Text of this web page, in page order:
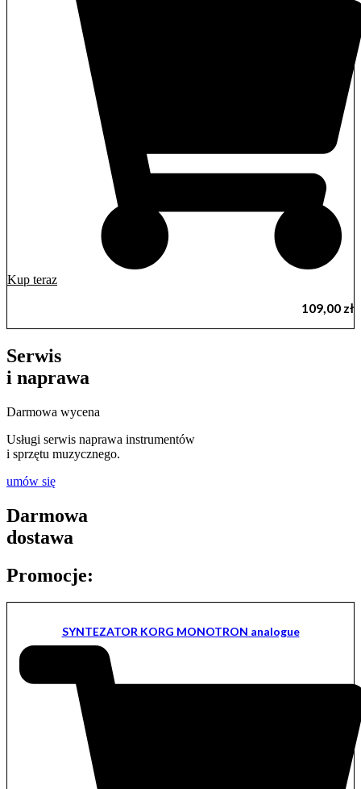
Kup teraz
109,00 zł
Serwis
i naprawa
Darmowa wycena
Usługi serwis naprawa instrumentów
i sprzętu muzycznego.
umów się
Darmowa
dostawa
Promocje:
SYNTEZATOR KORG MONOTRON analogue